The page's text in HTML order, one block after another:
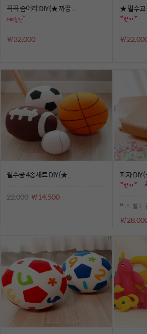
꼭꼭 숨어라 DIY (★ 까꿍 ...
￦32,000
★ 필수
￦
필수공 4종세트 DIY (★ ...
22,000 ￦14,500
피자 DIY
박스 별도
￦